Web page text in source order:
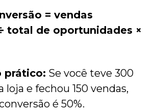
= vendas
total de oportunidades ×
prático: Se você teve 300
loja e fechou 150 vendas,
é 50%.